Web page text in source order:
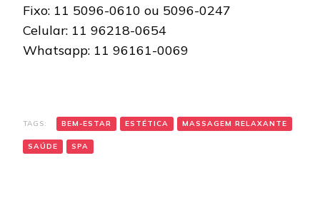
Fixo: 11 5096-0610 ou 5096-0247
Celular: 11 96218-0654
Whatsapp: 11 96161-0069
TAGS: BEM-ESTAR ESTÉTICA MASSAGEM RELAXANTE
SAÚDE SPA